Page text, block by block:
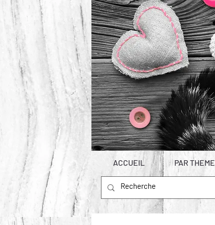
ACCUEIL PAR THEME